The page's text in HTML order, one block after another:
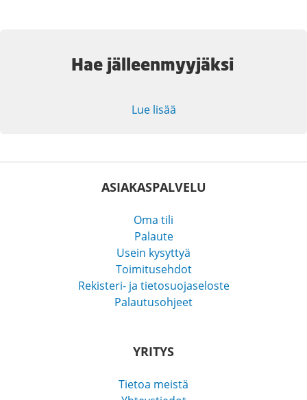
Hae jälleenmyyjäksi
Lue lisää
ASIAKASPALVELU
Oma tili
Palaute
Usein kysyttyä
Toimitusehdot
Rekisteri- ja tietosuojaseloste
Palautusohjeet
YRITYS
Tietoa meistä